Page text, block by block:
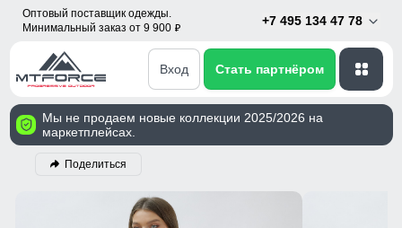
Оптовый поставщик одежды.
Минимальный заказ от 9 900 p
+7 495 134 47 78
Вход Стать партнёром
Мы не продаем новые коллекции 2025/2026 на
маркетплейсах.
Поделиться